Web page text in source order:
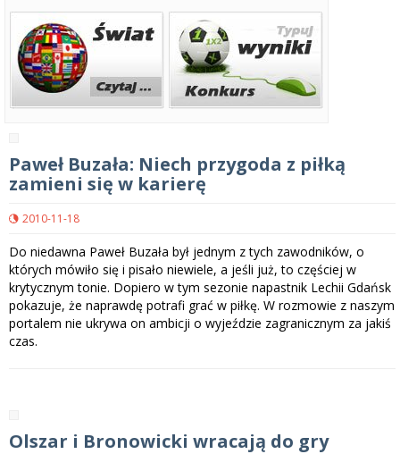
Paweł Buzała: Niech przygoda z piłką
zamieni się w karierę
2010-11-18
Do niedawna Paweł Buzała był jednym z tych zawodników, o
których mówiło się i pisało niewiele, a jeśli już, to częściej w
krytycznym tonie. Dopiero w tym sezonie napastnik Lechii Gdańsk
pokazuje, że naprawdę potrafi grać w piłkę. W rozmowie z naszym
portalem nie ukrywa on ambicji o wyjeździe zagranicznym za jakiś
czas.
Olszar i Bronowicki wracają do gry